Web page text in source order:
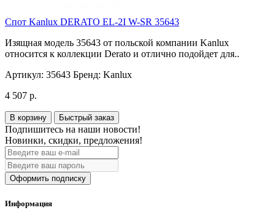
Спот Kanlux DERATO EL-2I W-SR 35643
Изящная модель 35643 от польской компании Kanlux
относится к коллекции Derato и отлично подойдет для..
Артикул: 35643 Бренд: Kanlux
4 507 р.
В корзину Быстрый заказ
Подпишитесь на наши новости!
Новинки, скидки, предложения!
Оформить подписку
Информация